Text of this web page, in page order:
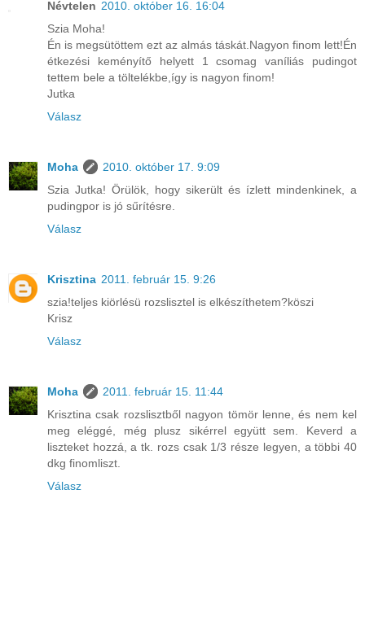
Névtelen 2010. október 16. 16:04
Szia Moha!
Én is megsütöttem ezt az almás táskát.Nagyon finom lett!Én
étkezési keményítő helyett 1 csomag vaníliás pudingot
tettem bele a töltelékbe,így is nagyon finom!
Jutka
Válasz
Moha
2010. október 17. 9:09
Szia Jutka! Örülök, hogy sikerült és ízlett mindenkinek, a
pudingpor is jó sűrítésre.
Válasz
Krisztina 2011. február 15. 9:26
szia!teljes kiörlésü rozslisztel is elkészíthetem?köszi
Krisz
Válasz
Moha
2011. február 15. 11:44
Krisztina csak rozslisztből nagyon tömör lenne, és nem kel
meg eléggé, még plusz sikérrel együtt sem. Keverd a
liszteket hozzá, a tk. rozs csak 1/3 része legyen, a többi 40
dkg finomliszt.
Válasz